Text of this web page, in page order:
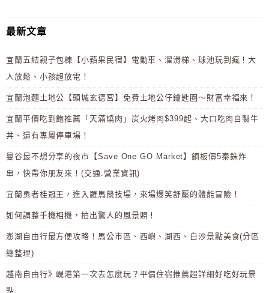
最新文章
宜蘭五結親子包棟【小蘋果民宿】電動車、溜滑梯、球池玩到瘋！大
人放鬆、小孩超放電！
宜蘭泡麵土地公【頭城玄德宮】免費土地公仔鑰匙圈～財富幸福來！
宜蘭平價吃到飽推薦「天滿燒肉」炭火烤肉$399起、大口吃肉自製牛
丼、還有專屬停車場！
曼谷最不想分享的夜市【Save One GO Market】銅板價5泰銖炸
串，快帶你朋友來！(交通.營業資訊)
宜蘭勇者桂冠王，進入羅馬競技場，來場爆笑舒壓的體能冒險！
如何調整手機相機，拍出驚人的風景照！
澎湖自由行最方便攻略！馬公市區、西嶼、湖西、白沙景點美食(分區
總整理)
越南自由行》峴港第一次去怎麼玩？平價住宿推薦超詳細好吃好玩景
點